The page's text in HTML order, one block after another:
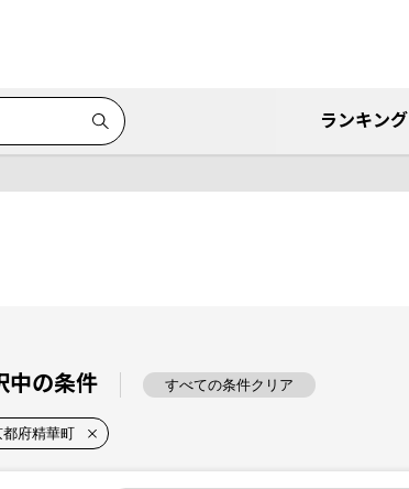
ランキング
中の条件 すべての条件クリア
都府精華町